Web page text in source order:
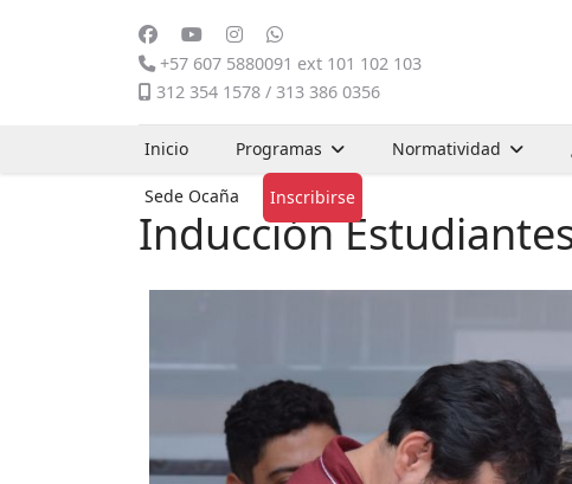
+57 607 5880091 ext 101 102 103
312 354 1578 / 313 386 0356
Inicio Programas Normatividad
Sede Ocaña Inscribirse
Inducción